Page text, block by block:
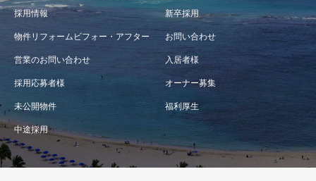
採用情報 新卒採用
物件リフォームビフォー・アフター お問い合わせ
営業のお問い合わせ 入居者様
採用応募者様 オーナー募集
未公開物件 福利厚生
中途採用